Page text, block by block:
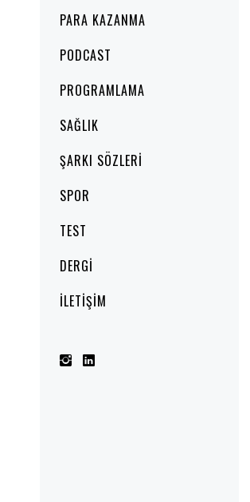
PARA KAZANMA
PODCAST
PROGRAMLAMA
SAĞLIK
ŞARKI SÖZLERI
SPOR
TEST
DERGI
İLETIŞIM